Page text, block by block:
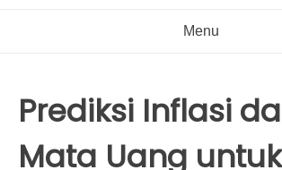
Menu
Prediksi Inflasi
Mata Uang untuk